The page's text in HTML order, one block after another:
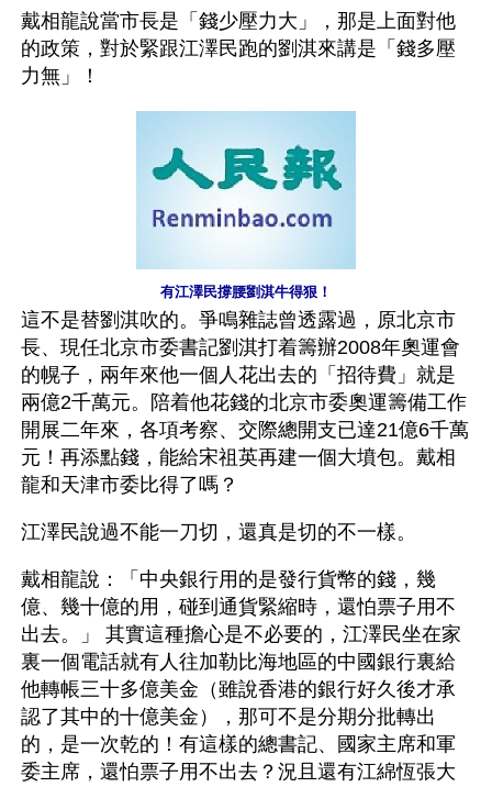
戴相龍說當市長是「錢少壓力大」，那是上面對他
的政策，對於緊跟江澤民跑的劉淇來講是「錢多壓
力無」！
有江澤民撐腰劉淇牛得狠！
這不是替劉淇吹的。爭鳴雜誌曾透露過，原北京市
長、現任北京市委書記劉淇打着籌辦2008年奧運會
的幌子，兩年來他一個人花出去的「招待費」就是
兩億2千萬元。陪着他花錢的北京市委奧運籌備工作
開展二年來，各項考察、交際總開支已達21億6千萬
元！再添點錢，能給宋祖英再建一個大墳包。戴相
龍和天津市委比得了嗎？
江澤民說過不能一刀切，還真是切的不一樣。
戴相龍說：「中央銀行用的是發行貨幣的錢，幾
億、幾十億的用，碰到通貨緊縮時，還怕票子用不
出去。」 其實這種擔心是不必要的，江澤民坐在家
裏一個電話就有人往加勒比海地區的中國銀行裏給
他轉帳三十多億美金（雖說香港的銀行好久後才承
認了其中的十億美金），那可不是分期分批轉出
的，是一次乾的！有這樣的總書記、國家主席和軍
委主席，還怕票子用不出去？況且還有江綿恆張大